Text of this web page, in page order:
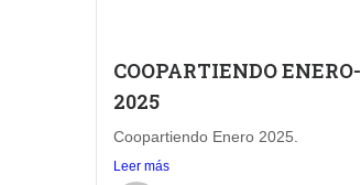
COOPARTIENDO ENERO-
2025
Coopartiendo Enero 2025.
Leer más